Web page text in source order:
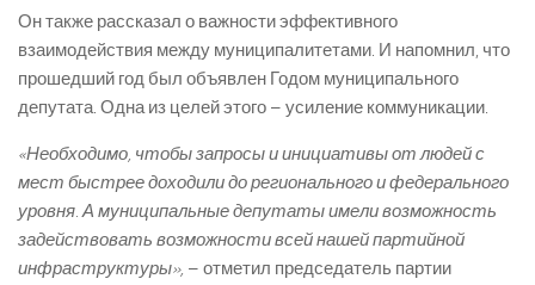
Он также рассказал о важности эффективного
взаимодействия между муниципалитетами. И напомнил, что
прошедший год был объявлен Годом муниципального
депутата. Одна из целей этого – усиление коммуникации.
«Необходимо, чтобы запросы и инициативы от людей с
мест быстрее доходили до регионального и федерального
уровня. А муниципальные депутаты имели возможность
задействовать возможности всей нашей партийной
инфраструктуры», – отметил председатель партии